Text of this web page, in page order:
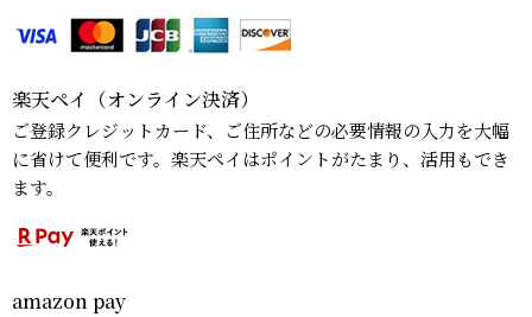
楽天ペイ（オンライン決済）
ご登録クレジットカード、ご住所などの必要情報の入力を大幅
に省けて便利です。楽天ペイはポイントがたまり、活用もでき
ます。
amazon pay